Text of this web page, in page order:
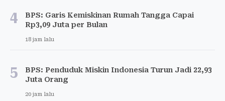
4
BPS: Garis Kemiskinan Rumah Tangga Capai
Rp3,09 Juta per Bulan
18 jam lalu
5
BPS: Penduduk Miskin Indonesia Turun Jadi 22,93
Juta Orang
20 jam lalu